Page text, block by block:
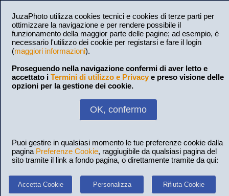
JuzaPhoto utilizza cookies tecnici e cookies di terze parti per
ottimizzare la navigazione e per rendere possibile il
funzionamento della maggior parte delle pagine; ad esempio, è
necessario l'utilizzo dei cookie per registarsi e fare il login
(maggiori informazioni).
Proseguendo nella navigazione confermi di aver letto e
accettato i Termini di utilizzo e Privacy e preso visione delle
opzioni per la gestione dei cookie.
OK, confermo
Puoi gestire in qualsiasi momento le tue preferenze cookie dalla
pagina Preferenze Cookie, raggiugibile da qualsiasi pagina del
sito tramite il link a fondo pagina, o direttamente tramite da qui:
Accetta Cookie Personalizza Rifiuta Cookie